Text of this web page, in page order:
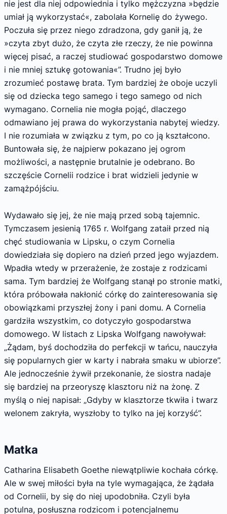
nie jest dla niej odpowiednia i tylko mężczyzna »będzie
umiał ją wykorzystać«, zabolała Kornelię do żywego.
Poczuła się przez niego zdradzona, gdy ganił ją, że
»czyta zbyt dużo, że czyta złe rzeczy, że nie powinna
więcej pisać, a raczej studiować gospodarstwo domowe
i nie mniej sztukę gotowania«”. Trudno jej było
zrozumieć postawę brata. Tym bardziej że oboje uczyli
się od dziecka tego samego i tego samego od nich
wymagano. Cornelia nie mogła pojąć, dlaczego
odmawiano jej prawa do wykorzystania nabytej wiedzy.
I nie rozumiała w związku z tym, po co ją kształcono.
Buntowała się, że najpierw pokazano jej ogrom
możliwości, a następnie brutalnie je odebrano. Bo
szczęście Cornelii rodzice i brat widzieli jedynie w
zamążpójściu.
Wydawało się jej, że nie mają przed sobą tajemnic.
Tymczasem jesienią 1765 r. Wolfgang zataił przed nią
chęć studiowania w Lipsku, o czym Cornelia
dowiedziała się dopiero na dzień przed jego wyjazdem.
Wpadła wtedy w przerażenie, że zostaje z rodzicami
sama. Tym bardziej że Wolfgang stanął po stronie matki,
która próbowała nakłonić córkę do zainteresowania się
obowiązkami przyszłej żony i pani domu. A Cornelia
gardziła wszystkim, co dotyczyło gospodarstwa
domowego. W listach z Lipska Wolfgang nawoływał:
„Żądam, byś dochodziła do perfekcji w tańcu, nauczyła
się popularnych gier w karty i nabrała smaku w ubiorze”.
Ale jednocześnie żywił przekonanie, że siostra nadaje
się bardziej na przeoryszę klasztoru niż na żonę. Z
myślą o niej napisał: „Gdyby w klasztorze tkwiła i twarz
welonem zakryła, wyszłoby to tylko na jej korzyść”.
Matka
Catharina Elisabeth Goethe niewątpliwie kochała córkę.
Ale w swej miłości była na tyle wymagająca, że żądała
od Cornelii, by się do niej upodobniła. Czyli była
potulna, posłuszna rodzicom i potencjalnemu